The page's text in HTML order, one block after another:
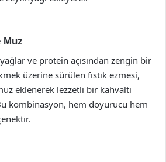
Muz
yağlar ve protein açısından zengin bir
üzerine sürülen fıstık ezmesi,
eklenerek lezzetli bir kahvaltı
kombinasyon, hem doyurucu hem